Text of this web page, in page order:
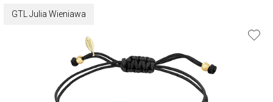
GTL Julia Wieniawa